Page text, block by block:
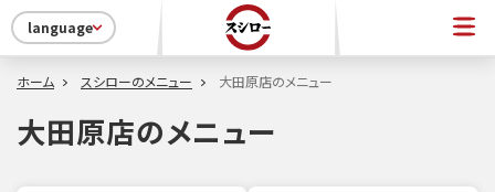
language
ホーム スシローのメニュー 大田原店のメニュー
大田原店のメニュー